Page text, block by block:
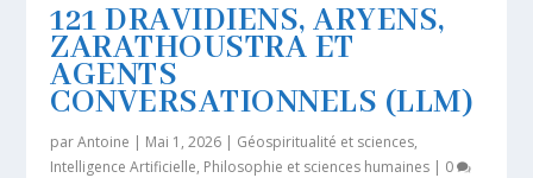
121 DRAVIDIENS, ARYENS,
ZARATHOUSTRA ET
AGENTS
CONVERSATIONNELS (LLM)
parAntoine | Mai 1, 2026 | Géospiritualité et sciences,
Intelligence Artificielle, Philosophie et sciences humaines | 0